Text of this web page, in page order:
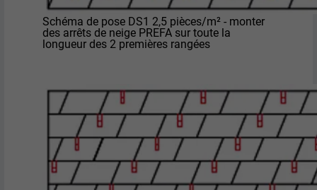
Schéma de pose DS1 2,5 pièces/m² - monter
des arrêts de neige PREFA sur toute la
longueur des 2 premières rangées